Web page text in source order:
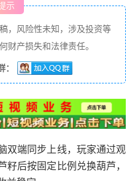
示
，风险性未知，涉及投资等
财产损失和法律责任。
双端同步上线，玩家通过观
后按固定比例兑换葫芦，